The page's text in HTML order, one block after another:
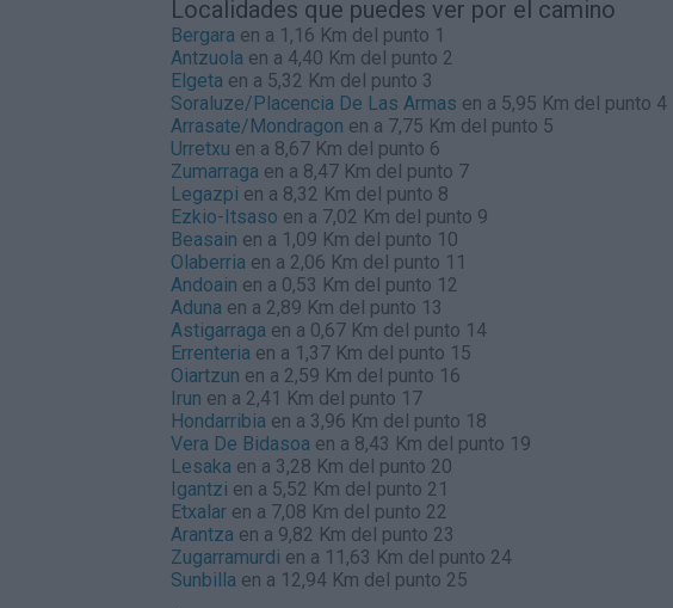
Localidades que puedes ver por el camino
Bergara en a 1,16 Km del punto 1
Antzuola en a 4,40 Km del punto 2
Elgeta en a 5,32 Km del punto 3
Soraluze/Placencia De Las Armas en a 5,95 Km del punto 4
Arrasate/Mondragon en a 7,75 Km del punto 5
Urretxu en a 8,67 Km del punto 6
Zumarraga en a 8,47 Km del punto 7
Legazpi en a 8,32 Km del punto 8
Ezkio-Itsaso en a 7,02 Km del punto 9
Beasain en a 1,09 Km del punto 10
Olaberria en a 2,06 Km del punto 11
Andoain en a 0,53 Km del punto 12
Aduna en a 2,89 Km del punto 13
Astigarraga en a 0,67 Km del punto 14
Errenteria en a 1,37 Km del punto 15
Oiartzun en a 2,59 Km del punto 16
Irun en a 2,41 Km del punto 17
Hondarribia en a 3,96 Km del punto 18
Vera De Bidasoa en a 8,43 Km del punto 19
Lesaka en a 3,28 Km del punto 20
Igantzi en a 5,52 Km del punto 21
Etxalar en a 7,08 Km del punto 22
Arantza en a 9,82 Km del punto 23
Zugarramurdi en a 11,63 Km del punto 24
Sunbilla en a 12,94 Km del punto 25